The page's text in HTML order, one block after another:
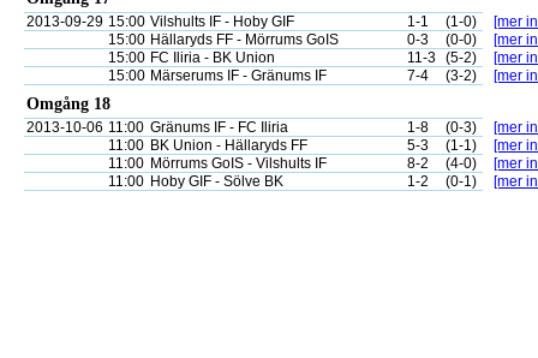
2013-09-29 15:00 Vilshults IF - Hoby GIF 1-1 (1-0)
[mer
15:00 Hällaryds FF - Mörrums GoIS 0-3 (0-0)
[mer
15:00 FC Iliria - BK Union 11-3 (5-2)
[mer
15:00 Märserums IF - Gränums IF 7-4 (3-2) [mer
Omgång 18
2013-10-06 11:00 Gränums IF - FC Iliria 1-8 (0-3)
[mer
11:00 BK Union - Hällaryds FF 5-3 (1-1)
[mer
11:00 Mörrums GoIS - Vilshults IF 8-2 (4-0)
[mer
11:00 Hoby GIF - Sölve BK 1-2 (0-1) [mer